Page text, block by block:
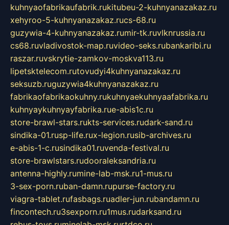
kuhnyaofabrikaufabrik.rukitubeu-2-kuhnyanazakaz.ru
xehyroo-5-kuhnyanazakaz.rucs-68.ru
guzywia-4-kuhnyanazakaz.rumir-tk.ruvlknrussia.ru
cs68.ruvladivostok-map.ruvideo-seks.rubankaribi.ru
raszar.ruvskrytie-zamkov-moskva113.ru
lipetsktelecom.rutovudyi4kuhnyanazakaz.ru
seksuzb.ruguzywia4kuhnyanazakaz.ru
fabrikaofabrikaokuhny.rukuhnyaekuhnyaafabrika.ru
kuhnyaykuhnyayfabrika.rue-abis1c.ru
store-brawl-stars.rukts-services.rudark-sand.ru
sindika-01.rusp-life.rux-legion.rusib-archives.ru
e-abis-1-c.rusindika01.ruvenda-festival.ru
store-brawlstars.rudooraleksandria.ru
antenna-highly.rumine-lab-msk.ru1-mus.ru
3-sex-porn.ruban-damn.rupurse-factory.ru
viagra-tablet.rufasbags.ruadler-jun.rubandamn.ru
fincontech.ru3sexporn.ru1mus.rudarksand.ru